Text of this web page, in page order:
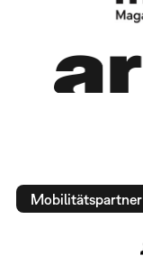
Mobilitätspartner